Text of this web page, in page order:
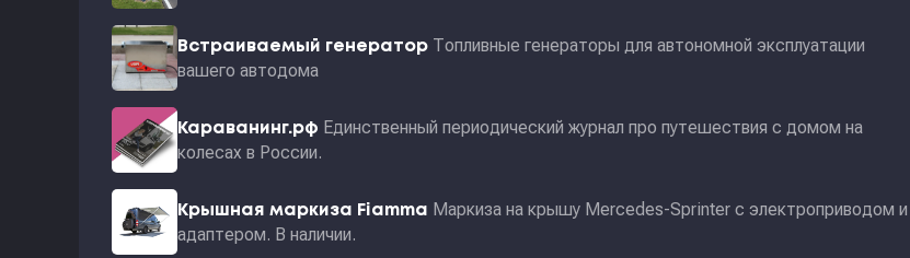
Встраиваемый генератор Топливные генераторы для автономной эксплуатации
вашего автодома
Караванинг.рф Единственный периодический журнал про путешествия с домом на
колесах в России.
Крышная маркиза Fiamma Маркиза на крышу Mercedes-Sprinter с электроприводом и
адаптером. В наличии.